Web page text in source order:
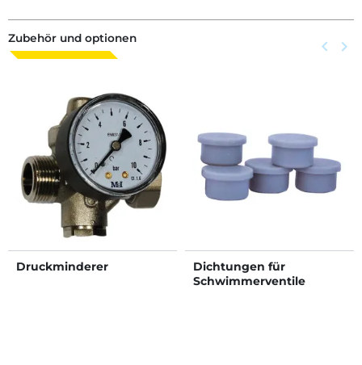
Zubehör und optionen Zurück
keyboard_arrow_left keyboard_arrow_right
Druckminderer
Dichtungen für
Schwimmerventile